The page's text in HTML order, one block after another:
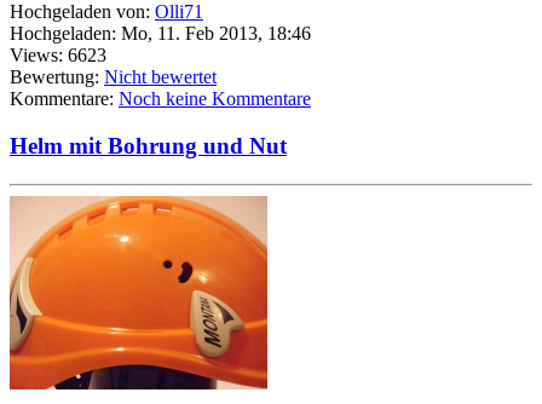
Hochgeladen von: Olli71
Hochgeladen: Mo, 11. Feb 2013, 18:46
Views: 6623
Bewertung: Nicht bewertet
Kommentare: Noch keine Kommentare
Helm mit Bohrung und Nut